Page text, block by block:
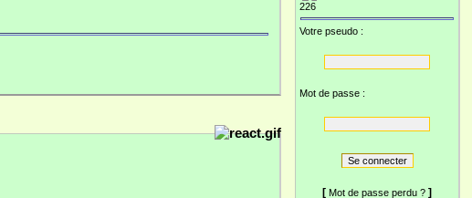
226
Votre pseudo :
Mot de passe :
[ Mot de passe perdu ? ]